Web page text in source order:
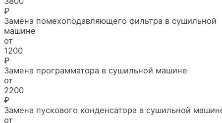
₽
Замена помехоподавляющего фильтра в сушильной
машине
от
1200
₽
Замена программатора в сушильной машине
от
2200
₽
Замена пускового конденсатора в сушильной
от